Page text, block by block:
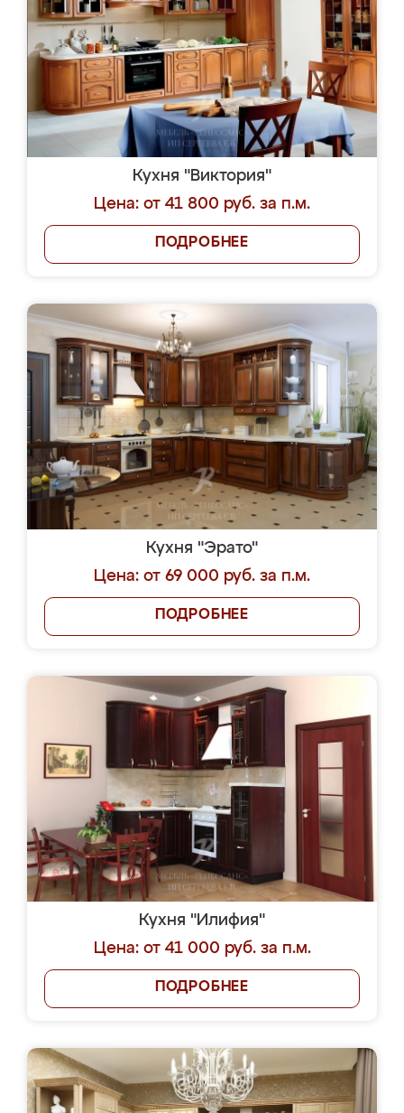
Кухня "Виктория"
Цена: от 41 800 руб. за п.м.
ПОДРОБНЕЕ
Кухня "Эрато"
Цена: от 69 000 руб. за п.м.
ПОДРОБНЕЕ
Кухня "Илифия"
Цена: от 41 000 руб. за п.м.
ПОДРОБНЕЕ